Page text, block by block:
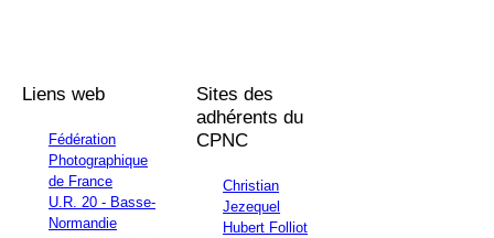
Liens web
Fédération
Photographique
de France
U.R. 20 - Basse-
Normandie
Sites des
adhérents du
CPNC
Christian
Jezequel
Hubert Folliot